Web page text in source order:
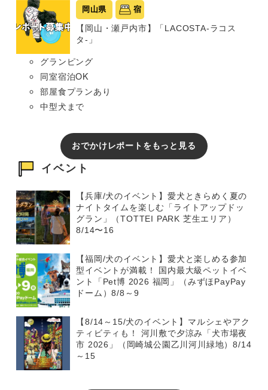
岡山県 宿
【岡山・瀬戸内市】「LACOSTA-ラコス
タ-」
グランピング
同室宿泊OK
部屋食プランあり
中型犬まで
おでかけレポートをもっと見る
イベント
【兵庫/犬のイベント】愛犬ときらめく夏の
ナイトタイムを楽しむ「ライトアップドッ
グラン」（TOTTEI PARK 芝生エリア）
8/14〜16
【福岡/犬のイベント】愛犬と楽しめる参加
型イベントが満載！ 国内最大級ペットイベ
ント「Pet博 2026 福岡」（みずほPayPay
ドーム）8/8～9
【8/14～15/犬のイベント】マルシェやアク
ティビティも！ 河川敷で夕涼み「犬市場夜
市 2026」（岡崎城公園乙川河川緑地）8/14
～15